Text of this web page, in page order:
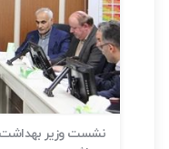
نشست وزیر بهداشت